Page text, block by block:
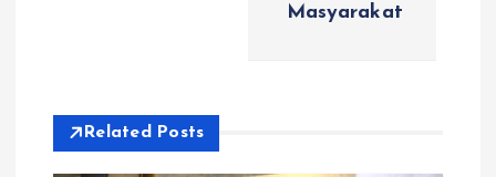
p
Masyarakat
Related Posts